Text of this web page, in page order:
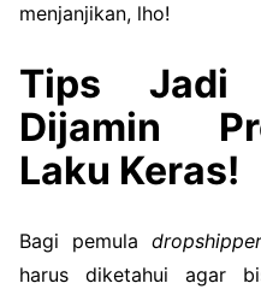
menjanjikan, lho!
Tips Jadi
Dijamin
Laku Keras!
Bagi pemula
harus diketahui agar